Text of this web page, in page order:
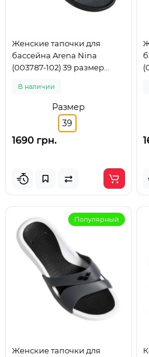
Женские тапочки для
бассейна Arena Nina
(003787-102) 39 размер
В наличии
Размер
39
1690 грн.
Популярный
Женские тапочки для